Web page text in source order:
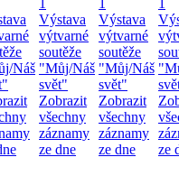
Náš
1
Výstava
výtvarné
soutěže
"Můj/Náš
svět"
Zobrazit
všechny
záznamy
ze dne
1
Výstava
výtvarné
soutěže
"Můj/Náš
svět"
Zobrazit
všechny
záznamy
ze dne
1
ze